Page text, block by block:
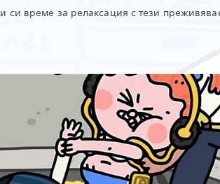
си време за релаксация с тези